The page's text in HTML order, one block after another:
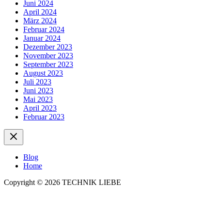
Juni 2024
April 2024
März 2024
Februar 2024
Januar 2024
Dezember 2023
November 2023
September 2023
August 2023
Juli 2023
Juni 2023
Mai 2023
April 2023
Februar 2023
Blog
Home
Copyright © 2026 TECHNIK LIEBE